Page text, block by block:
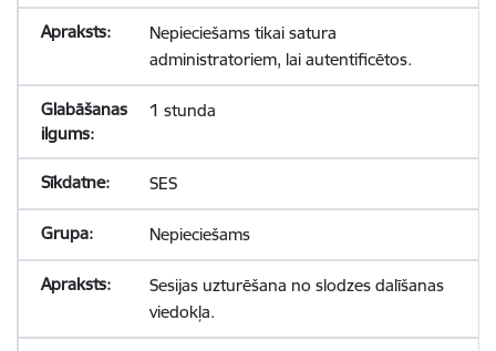
Nepieciešams tikai satura
administratoriem, lai autentificētos.
1 stunda
SES
Nepieciešams
Sesijas uzturēšana no slodzes dalīšanas
viedokļa.